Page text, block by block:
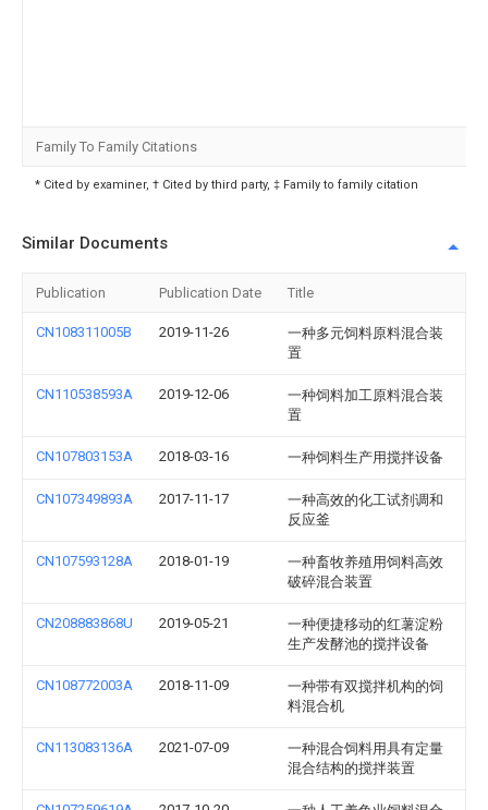
Family To Family Citations
* Cited by examiner, † Cited by third party, ‡ Family to family citation
Similar Documents
Publication Publication Date Title
CN108311005B 2019-11-26
一种多元饲料原料混合装
置
CN110538593A 2019-12-06
一种饲料加工原料混合装
置
CN107803153A 2018-03-16 一种饲料生产用搅拌设备
CN107349893A 2017-11-17
一种高效的化工试剂调和
反应釜
CN107593128A 2018-01-19
一种畜牧养殖用饲料高效
破碎混合装置
CN208883868U 2019-05-21
一种便捷移动的红薯淀粉
生产发酵池的搅拌设备
CN108772003A 2018-11-09
一种带有双搅拌机构的饲
料混合机
CN113083136A 2021-07-09
一种混合饲料用具有定量
混合结构的搅拌装置